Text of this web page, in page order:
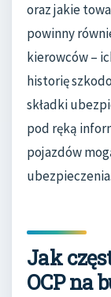
oraz jakie
powinny
kierowców –
historię
składki
pod ręką
pojazdów
ubezpieczenia.
Jak
OCP na